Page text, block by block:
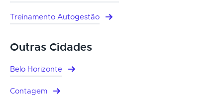
Treinamento Autogestão
Outras Cidades
Belo Horizonte
Contagem